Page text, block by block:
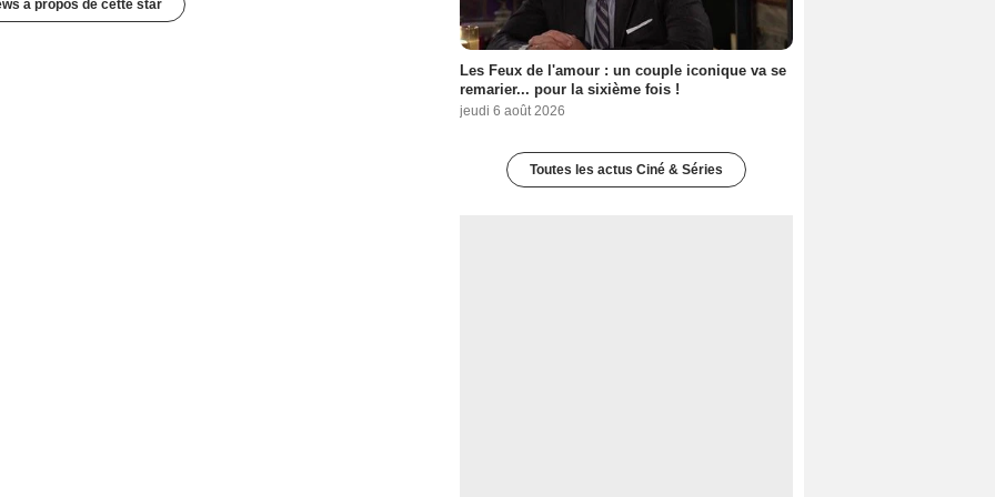
à propos de cette star
Les Feux de l'amour : un couple iconique va se
remarier... pour la sixième fois !
jeudi 6 août 2026
Toutes les actus Ciné & Séries